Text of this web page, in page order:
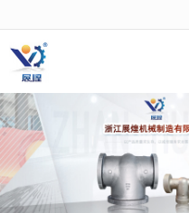
首页 公司介绍